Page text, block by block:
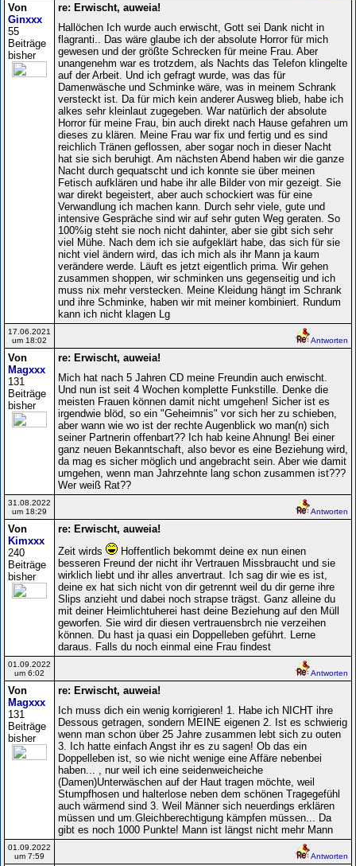
Von
Ginxxx
55
Beiträge
bisher
re: Erwischt, auweia!
Hallöchen Ich wurde auch erwischt, Gott sei Dank nicht in
flagranti.. Das wäre glaube ich der absolute Horror für mich
gewesen und der größte Schrecken für meine Frau. Aber
unangenehm war es trotzdem, als Nachts das Telefon klingelte
auf der Arbeit. Und ich gefragt wurde, was das für
Damenwäsche und Schminke wäre, was in meinem Schrank
versteckt ist. Da für mich kein anderer Ausweg blieb, habe ich
alkes sehr kleinlaut zugegeben. War natürlich der absolute
Horror für meine Frau, bin auch direkt nach Hause gefahren um
dieses zu klären. Meine Frau war fix und fertig und es sind
reichlich Tränen geflossen, aber sogar noch in dieser Nacht
hat sie sich beruhigt. Am nächsten Abend haben wir die ganze
Nacht durch gequatscht und ich konnte sie über meinen
Fetisch aufklären und habe ihr alle Bilder von mir gezeigt. Sie
war direkt begeistert, aber auch schockiert was für eine
Verwandlung ich machen kann. Durch sehr viele, gute und
intensive Gespräche sind wir auf sehr guten Weg geraten. So
100%ig steht sie noch nicht dahinter, aber sie gibt sich sehr
viel Mühe. Nach dem ich sie aufgeklärt habe, das sich für sie
nicht viel ändern wird, das ich mich als ihr Mann ja kaum
verändere werde. Läuft es jetzt eigentlich prima. Wir gehen
zusammen shoppen, wir schminken uns gegenseitig und ich
muss nix mehr verstecken. Meine Kleidung hängt im Schrank
und ihre Schminke, haben wir mit meiner kombiniert. Rundum
kann ich nicht klagen Lg
17.06.2021
um 18:02
Antworten
Von
Magxxx
131
Beiträge
bisher
re: Erwischt, auweia!
Mich hat nach 5 Jahren CD meine Freundin auch erwischt.
Und nun ist seit 4 Wochen komplette Funkstille. Denke die
meisten Frauen können damit nicht umgehen! Sicher ist es
irgendwie blöd, so ein "Geheimnis" vor sich her zu schieben,
aber wann wie wo ist der rechte Augenblick wo man(n) sich
seiner Partnerin offenbart?? Ich hab keine Ahnung! Bei einer
ganz neuen Bekanntschaft, also bevor es eine Beziehung wird,
da mag es sicher möglich und angebracht sein. Aber wie damit
umgehen, wenn man Jahrzehnte lang schon zusammen ist???
Wer weiß Rat??
31.08.2022
um 18:29
Antworten
Von
Kimxxx
240
Beiträge
bisher
re: Erwischt, auweia!
Zeit wirds
Hoffentlich bekommt deine ex nun einen
besseren Freund der nicht ihr Vertrauen Missbraucht und sie
wirklich liebt und ihr alles anvertraut. Ich sag dir wie es ist,
deine ex hat sich nicht von dir getrennt weil du dir gerne ihre
Slips anzieht und dabei noch strapse trägst. Ganz alleine du
mit deiner Heimlichtuherei hast deine Beziehung auf den Müll
geworfen. Sie wird dir diesen vertrauensbrch nie verzeihen
können. Du hast ja quasi ein Doppelleben geführt. Lerne
daraus. Falls du noch einmal eine Frau findest
01.09.2022
um 6:02
Antworten
Von
Magxxx
131
Beiträge
bisher
re: Erwischt, auweia!
Ich muss dich ein wenig korrigieren! 1. Habe ich NICHT ihre
Dessous getragen, sondern MEINE eigenen 2. Ist es schwierig
wenn man schon über 25 Jahre zusammen lebt sich zu outen
3. Ich hatte einfach Angst ihr es zu sagen! Ob das ein
Doppelleben ist, so wie nicht wenige eine Affäre nebenbei
haben... , nur weil ich eine seidenweicheiche
(Damen)Unterwäschen auf der Haut tragen möchte, weil
Stumpfhosen und halterlose neben dem schönen Tragegefühl
auch wärmend sind 3. Weil Männer sich neuerdings erklären
müssen und um.Gleichberechtigung kämpfen müssen... Da
gibt es noch 1000 Punkte! Mann ist längst nicht mehr Mann
01.09.2022
um 7:59
Antworten